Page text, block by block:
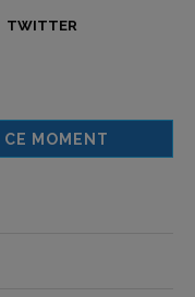
TWITTER
MOMENT